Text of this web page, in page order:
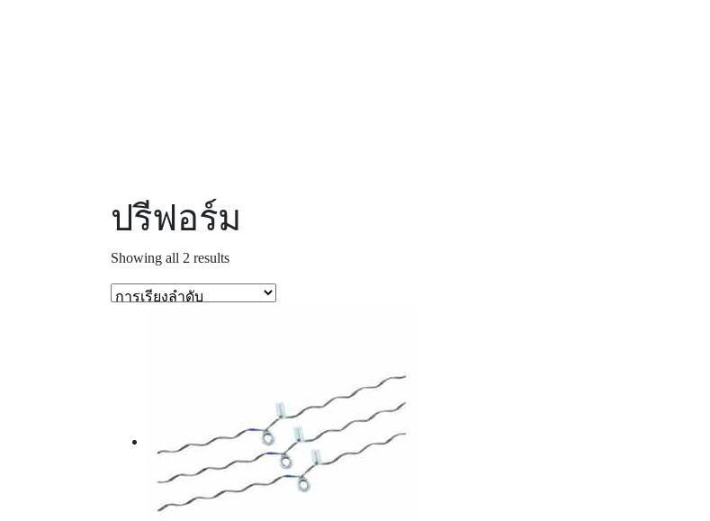
ปรีฟอร์ม
Showing all 2 results